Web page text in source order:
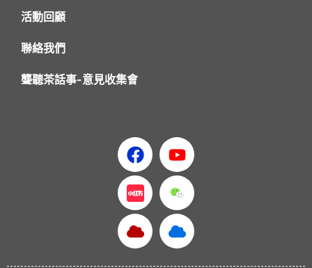
活動回顧
聯絡我們
聾聽茶話事-意見收集會